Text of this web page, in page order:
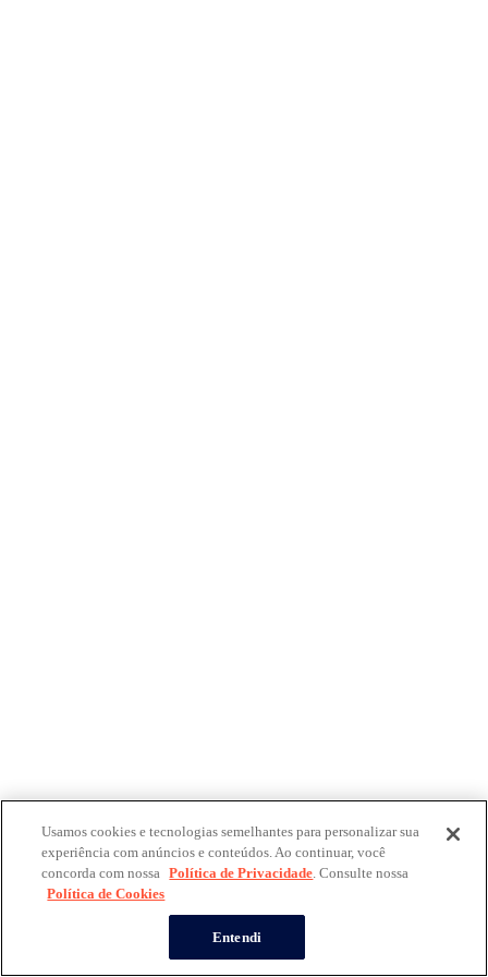
Usamos cookies e tecnologias semelhantes para personalizar sua
experiência com anúncios e conteúdos. Ao continuar, você
concorda com nossa Política de Privacidade. Consulte nossa
Política de Cookies
Entendi